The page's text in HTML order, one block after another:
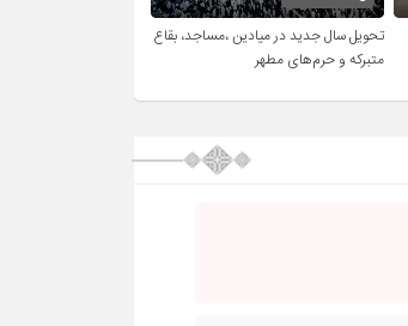
تحویل سال‌ جدید در میادین ،مساجد، بقاع
متبرکه‌ و حرم‌های‌ مطهر